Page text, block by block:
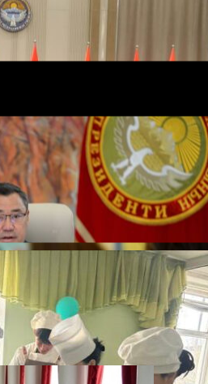
ГЕНДЕРДИК
ЗОМБУЛУКТАН КОРГОО
07.08.2026
КЫРГЫЗ ТАРЫХЫ
КӨРКӨМ ТАСМАСЫ ЖАРЫК
07.08.2026
ПРЕЗИДЕНТ САДЫР
МАМЛЕКЕТТЕРДИН
ЖОЛУГУШТУ
07.08.2026
Абитуриент
ЖОЖДОРГО КАБЫЛ